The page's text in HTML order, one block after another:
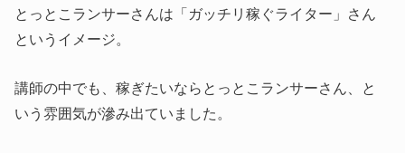
とっとこランサーさんは「ガッチリ稼ぐライター」さん
というイメージ。
講師の中でも、稼ぎたいならとっとこランサーさん、と
いう雰囲気が滲み出ていました。